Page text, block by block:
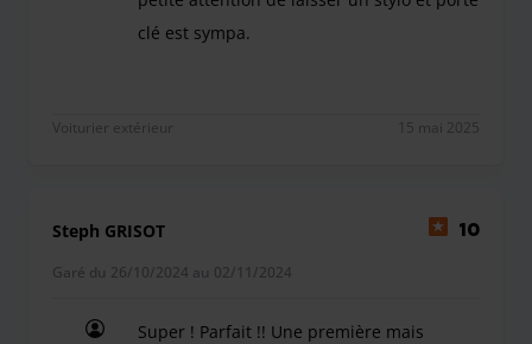
clé est sympa.
Voiturier extérieur 15 mai 2025
Steph GRISOT 10
Garé du 26/10/2024 au 02/11/2024
Super ! Parfait !! Une première mais